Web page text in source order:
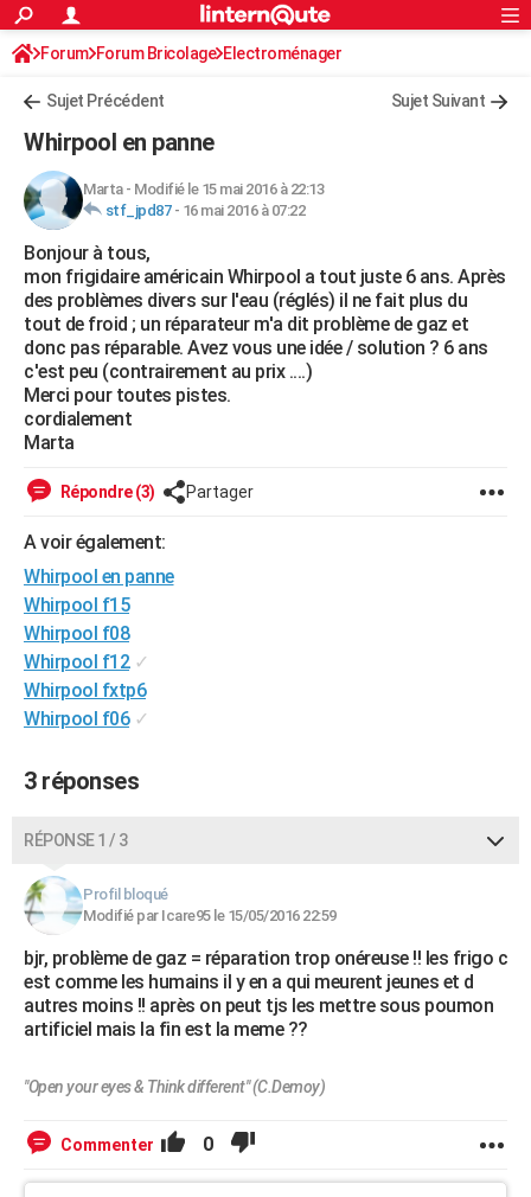
ACTUALITÉS
Politique
Société
Faits Divers
Education
Monde
Villes
+
FINANCE
Retraite
Impôts
Epargne
Immobilier
Risques naturels par ville
Banque
Assurance
Crédit
AUTO
Essais
Réserver un essai
Citadines
Berlines
SUV
Forum auto
+HIGH-TECH
Mobiles
Meilleur smartphone
Internet
Ordinateurs
Jeux vidéo
Guide high-tech
+BRICOLAGE
Forum
Aménagement intérieur
Extérieur
Cuisine
Salle de bains
Jardinage
Rangement
WEEK-END
Guides de France
Escapades
Patrimoine
Expositions
Musées
Week-end nature
LIFESTYLE
Alimentation
Guide de la santé
Maladies
Médicaments
Sommeil
Destinations
City break
Voyage nature
Voyage de noces
Forum
Climat
+
GUIDES D'ACHAT
BONS PLANS
CARTE DE VOEUX
Dictionnaire
Biographies
Citations
Expressions
Proverbes
PROGRAMME TV
COPAINS D'AVANT
S'inscrire
Se connecter
Lycées
Collèges
Primaires
Universités
Entreprises
Service militaire
Avis de recherche
AVIS DE DÉCÈS
Bricolage
Lifestyle
Culture
Sport
Auto
Television
Voyage
Cinema
S'inscrire
Connexion
Forum Forum Bricolage Electroménager
Sujet Précédent Sujet Suivant
Whirpool en panne
Marta- Modifié le 15 mai 2016 à 22:13
stf_jpd87- 16 mai 2016 à 07:22
Bonjour à tous,
mon frigidaire américain Whirpool a tout juste 6 ans. Après
des problèmes divers sur l'eau (réglés) il ne fait plus du
tout de froid ; un réparateur m'a dit problème de gaz et
donc pas réparable. Avez vous une idée / solution ? 6 ans
c'est peu (contrairement au prix ....)
Merci pour toutes pistes.
cordialement
Marta
Répondre (3) Partager
A voir également:
Whirpool en panne
Whirpool f15
Whirpool f08
Whirpool f12 ✓
Whirpool fxtp6
Whirpool f06 ✓
3 réponses
RÉPONSE 1 / 3
Profil bloqué
Modifié par Icare95 le 15/05/2016 22:59
bjr, problème de gaz = réparation trop onéreuse !! les frigo c
est comme les humains il y en a qui meurent jeunes et d
autres moins !! après on peut tjs les mettre sous poumon
artificiel mais la fin est la meme ??
"Open your eyes & Think different" (C.Demoy)
Commenter 0